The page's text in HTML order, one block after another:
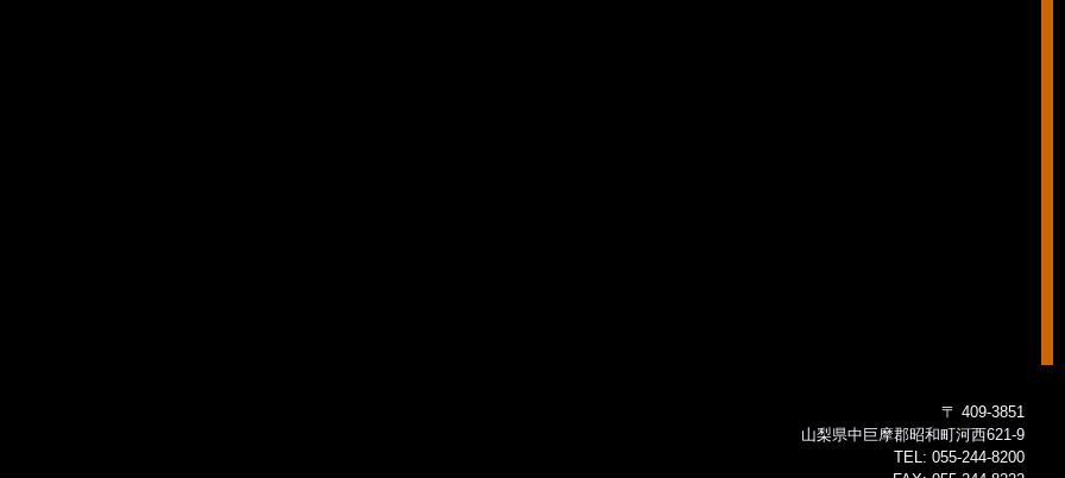
〒 409-3851
山梨県中巨摩郡昭和町河西621-9
TEL: 055-244-8200